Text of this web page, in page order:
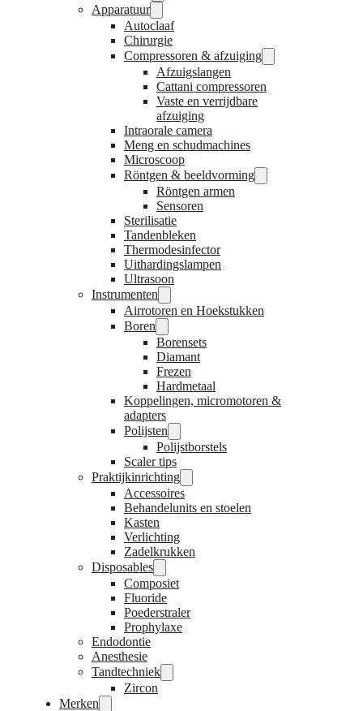
Apparatuur
Autoclaaf
Chirurgie
Compressoren & afzuiging
Afzuigslangen
Cattani compressoren
Vaste en verrijdbare
afzuiging
Intraorale camera
Meng en schudmachines
Microscoop
Röntgen & beeldvorming
Röntgen armen
Sensoren
Sterilisatie
Tandenbleken
Thermodesinfector
Uithardingslampen
Ultrasoon
Instrumenten
Airrotoren en Hoekstukken
Boren
Borensets
Diamant
Frezen
Hardmetaal
Koppelingen, micromotoren &
adapters
Polijsten
Polijstborstels
Scaler tips
Praktijkinrichting
Accessoires
Behandelunits en stoelen
Kasten
Verlichting
Zadelkrukken
Disposables
Composiet
Fluoride
Poederstraler
Prophylaxe
Endodontie
Anesthesie
Tandtechniek
Zircon
Merken